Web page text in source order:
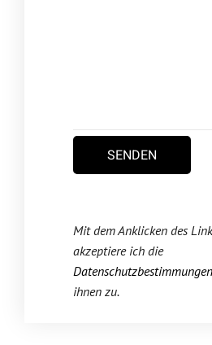
Mit dem Anklicken des
akzeptiere ich die
Datenschutzbestimmungen
ihnen zu.